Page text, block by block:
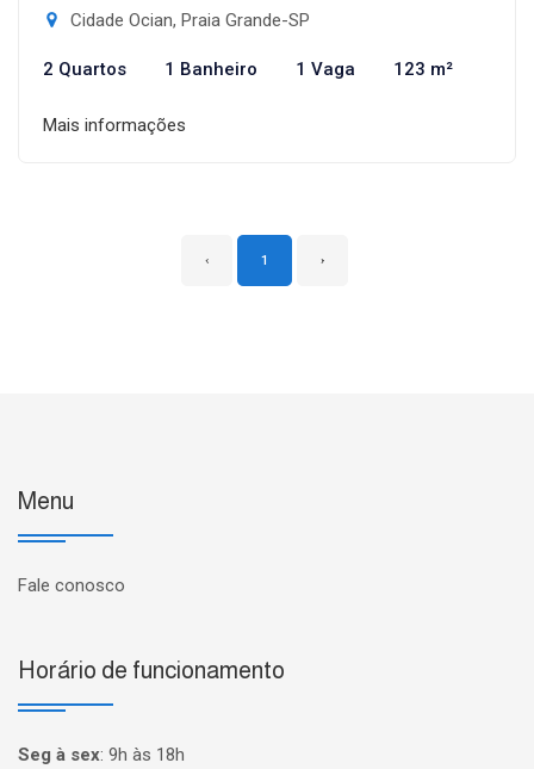
Cidade Ocian, Praia Grande-SP
2 Quartos 1 Banheiro 1 Vaga 123 m²
Mais informações
‹ 1 ›
Menu
Fale conosco
Horário de funcionamento
Seg à sex: 9h às 18h